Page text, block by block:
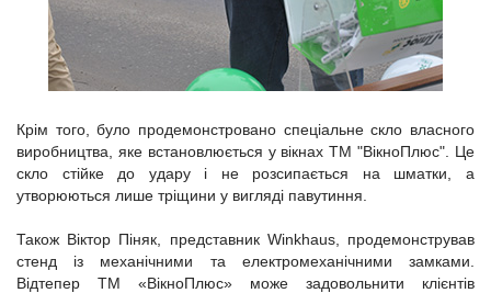
Крім того, було продемонстровано спеціальне скло власного
виробництва, яке встановлюється у вікнах ТМ "ВікноПлюс". Це
скло стійке до удару і не розсипається на шматки, а
утворюються лише тріщини у вигляді павутиння.
Також Віктор Піняк, представник Winkhaus, продемонстрував
стенд із механічними та електромеханічними замками.
Відтепер ТМ «ВікноПлюс» може задовольнити клієнтів